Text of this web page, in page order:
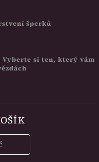
šperků
si ten, který vám